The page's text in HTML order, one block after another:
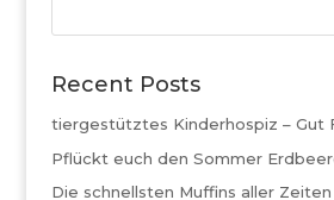
Recent Posts
tiergestütztes Kinderhospiz – Gut
Pflückt euch den Sommer
Die schnellsten Muffins aller Zeiten